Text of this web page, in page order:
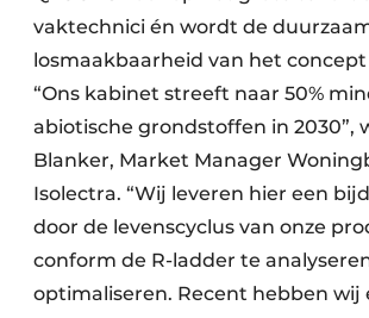
vaktechnici én wordt de
losmaakbaarheid van het
“Ons kabinet streeft naar 50%
abiotische grondstoffen in 2030”,
Blanker, Market Manager
Isolectra. “Wij leveren hier een
door de levenscyclus van onze
conform de R-ladder te
optimaliseren. Recent hebben wij